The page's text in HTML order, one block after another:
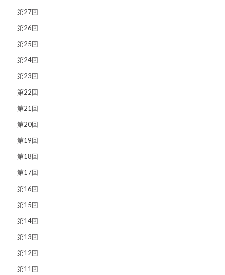
第27回
第26回
第25回
第24回
第23回
第22回
第21回
第20回
第19回
第18回
第17回
第16回
第15回
第14回
第13回
第12回
第11回